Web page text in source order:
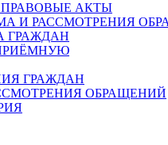
АКТЫ
И РАССМОТРЕНИЯ
ГРАЖДАН
ГРАЖДАН
ОБРАЩЕНИЙ